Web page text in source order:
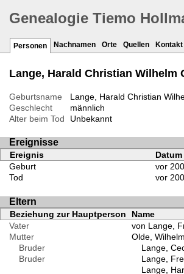
Genealogie Tiemo
Personen Nachnamen Orte Quellen Kontakt
Lange, Harald Christian Wilhelm
Geburtsname
Lange, Harald Christian
Geschlecht
männlich
Alter beim Tod
Unbekannt
Ereignisse
Ereignis Datum
Geburt
vor
Tod
vor
Eltern
Beziehung zur Hauptperson Name
Vater
von Lange,
Mutter
Olde,
Bruder
Lange,
Bruder
Lange,
Lange,